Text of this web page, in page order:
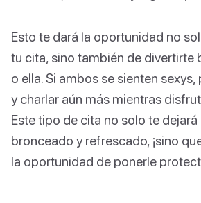
Esto te dará la oportunidad no
tu cita, sino también de divertirte
o ella. Si ambos se sienten
y charlar aún más mientras
Este tipo de cita no solo te
bronceado y refrescado, ¡sino
la oportunidad de ponerle